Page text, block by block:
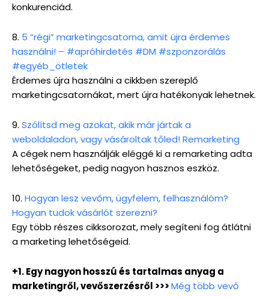
konkurenciád.
8. 5 “régi” marketingcsatorna, amit újra érdemes
használni! – #apróhirdetés #DM #szponzorálás
#egyéb_ötletek
Érdemes újra használni a cikkben szereplő
marketingcsatornákat, mert újra hatékonyak lehetnek.
9. Szólítsd meg azokat, akik már jártak a
weboldaladon, vagy vásároltak tőled! Remarketing
A cégek nem használják eléggé ki a remarketing adta
lehetőségeket, pedig nagyon hasznos eszköz.
10. Hogyan lesz vevőm, ügyfelem, felhasználóm?
Hogyan tudok vásárlót szerezni?
Egy több részes cikksorozat, mely segíteni fog átlátni
a marketing lehetőségeid.
+1. Egy nagyon hosszú és tartalmas anyag a
marketingről, vevőszerzésről >>>Még több vevő